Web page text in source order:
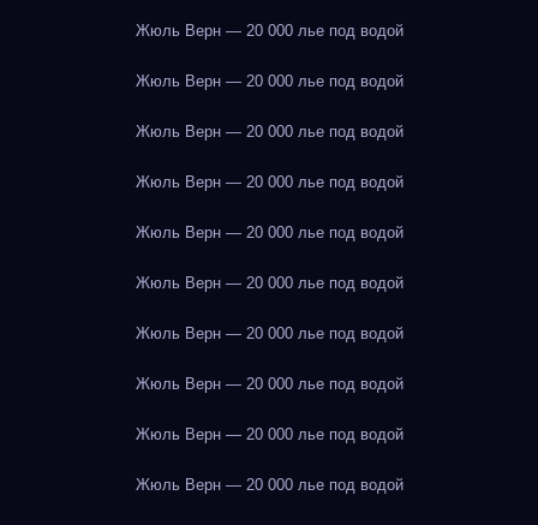
Жюль Верн — 20 000 лье под водой
Жюль Верн — 20 000 лье под водой
Жюль Верн — 20 000 лье под водой
Жюль Верн — 20 000 лье под водой
Жюль Верн — 20 000 лье под водой
Жюль Верн — 20 000 лье под водой
Жюль Верн — 20 000 лье под водой
Жюль Верн — 20 000 лье под водой
Жюль Верн — 20 000 лье под водой
Жюль Верн — 20 000 лье под водой